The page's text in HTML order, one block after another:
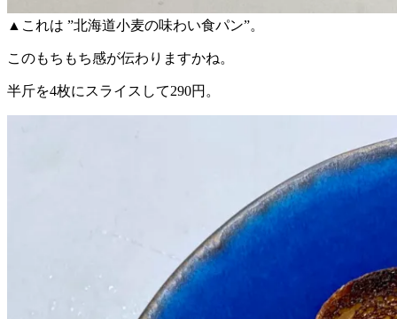
▲これは ”北海道小麦の味わい食パン”。
このもちもち感が伝わりますかね。
半斤を4枚にスライスして290円。